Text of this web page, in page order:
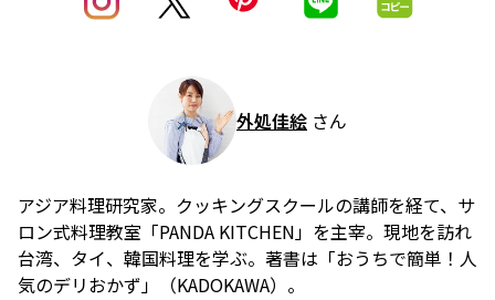
外処佳絵 さん
アジア料理研究家。クッキングスクールの講師を経て、サ
ロン式料理教室「PANDA KITCHEN」を主宰。現地を訪れ
台湾、タイ、韓国料理を学ぶ。著書は「おうちで簡単！人
気のデリおかず」（KADOKAWA）。